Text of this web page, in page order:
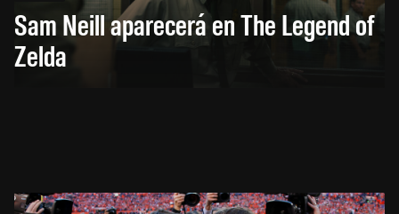
Sam Neill aparecerá en The Legend of
Zelda